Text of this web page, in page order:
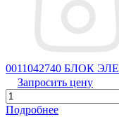
0011042740 БЛОК
Запросить цену
Подробнее